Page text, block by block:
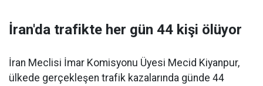
İran'da trafikte her gün 44 kişi ölüyor
İran Meclisi İmar Komisyonu Üyesi Mecid Kiyanpur,
ülkede gerçekleşen trafik kazalarında günde 44